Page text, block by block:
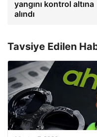
yangını kontrol altına
alındı
Tavsiye Edilen